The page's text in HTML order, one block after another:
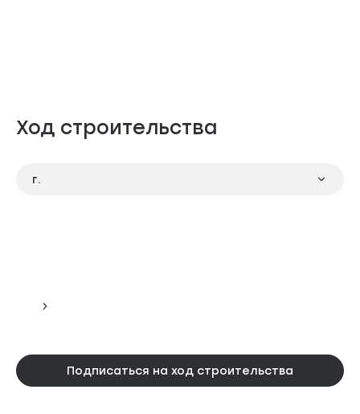
Ход строительства
г.
Подписаться на ход строительства